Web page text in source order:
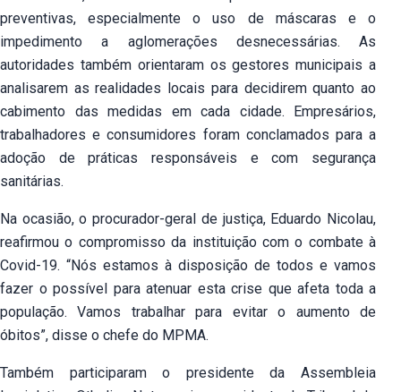
preventivas, especialmente o uso de máscaras e o
impedimento a aglomerações desnecessárias. As
autoridades também orientaram os gestores municipais a
analisarem as realidades locais para decidirem quanto ao
cabimento das medidas em cada cidade. Empresários,
trabalhadores e consumidores foram conclamados para a
adoção de práticas responsáveis e com segurança
sanitárias.
Na ocasião, o procurador-geral de justiça, Eduardo Nicolau,
reafirmou o compromisso da instituição com o combate à
Covid-19. “Nós estamos à disposição de todos e vamos
fazer o possível para atenuar esta crise que afeta toda a
população. Vamos trabalhar para evitar o aumento de
óbitos”, disse o chefe do MPMA.
Também participaram o presidente da Assembleia